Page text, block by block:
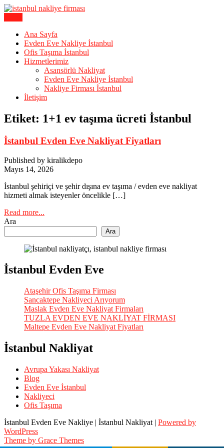
Skip
İstanbul Evden Eve Nakliye |
İstanbul Nakliyat
Ana Sayfa
Evden Eve Nakliye İstanbul
Ofis Taşıma İstanbul
Hizmetlerimiz
Asansörlü Nakliyat
Evden Eve Nakliye İstanbul
Nakliye Firması İstanbul
İletişim
Etiket: 1+1 ev taşıma ücreti İstanbul
İstanbul Evden Eve Nakliyat Fiyatları
Published by kiralikdepo
Mayıs 14, 2026
İstanbul şehiriçi ve şehir dışına ev taşıma / evden eve nakliyat
hizmeti almak isteyenler öncelikle […]
Read more...
Ara
Ara
İstanbul Evden Eve
Ataşehir Ofis Taşıma Firması
Sancaktepe Nakliyeci Arıyorum
Maslak Evden Eve Nakliyat Firmaları
TUZLA EVDEN EVE NAKLİYAT FİRMASI
Maltepe Evden Eve Nakliyat Fiyatları
İstanbul Nakliyat
Avrupa Yakası Nakliyat
Blog
Evden Eve İstanbul
Nakliyeci
Ofis Taşıma
İstanbul Evden Eve Nakliye | İstanbul Nakliyat | Powered by
WordPress
Theme by Grace Themes